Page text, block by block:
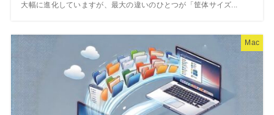
大幅に進化していますが、最大の違いのひとつが「筐体サイズ...
Mac